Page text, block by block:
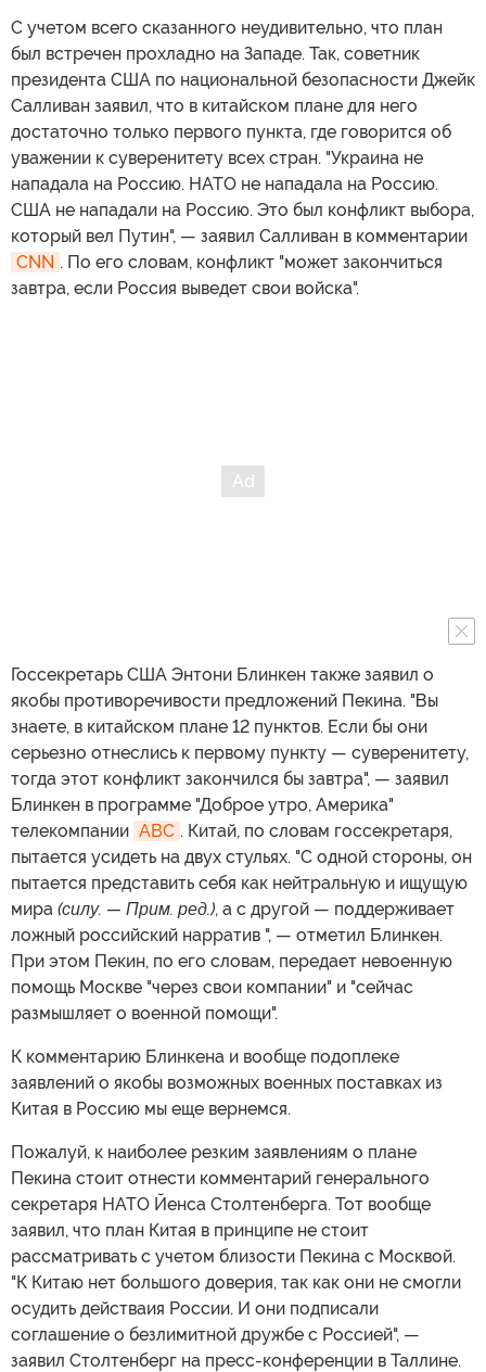
С учетом всего сказанного неудивительно, что план
был встречен прохладно на Западе. Так, советник
президента США по национальной безопасности Джейк
Салливан заявил, что в китайском плане для него
достаточно только первого пункта, где говорится об
уважении к суверенитету всех стран. "Украина не
нападала на Россию. НАТО не нападала на Россию.
США не нападали на Россию. Это был конфликт выбора,
который вел Путин", — заявил Салливан в комментарии
CNN . По его словам, конфликт "может закончиться
завтра, если Россия выведет свои войска".
Госсекретарь США Энтони Блинкен также заявил о
якобы противоречивости предложений Пекина. "Вы
знаете, в китайском плане 12 пунктов. Если бы они
серьезно отнеслись к первому пункту — суверенитету,
тогда этот конфликт закончился бы завтра", — заявил
Блинкен в программе "Доброе утро, Америка"
телекомпании ABC . Китай, по словам госсекретаря,
пытается усидеть на двух стульях. "С одной стороны, он
пытается представить себя как нейтральную и ищущую
мира (силу. — Прим. ред.), а с другой — поддерживает
ложный российский нарратив ", — отметил Блинкен.
При этом Пекин, по его словам, передает невоенную
помощь Москве "через свои компании" и "сейчас
размышляет о военной помощи".
К комментарию Блинкена и вообще подоплеке
заявлений о якобы возможных военных поставках из
Китая в Россию мы еще вернемся.
Пожалуй, к наиболее резким заявлениям о плане
Пекина стоит отнести комментарий генерального
секретаря НАТО Йенса Столтенберга. Тот вообще
заявил, что план Китая в принципе не стоит
рассматривать с учетом близости Пекина с Москвой.
"К Китаю нет большого доверия, так как они не смогли
осудить действаия России. И они подписали
соглашение о безлимитной дружбе с Россией", —
заявил Столтенберг на пресс-конференции в Таллине.